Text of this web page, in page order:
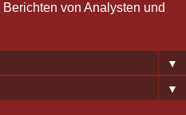
von Analysten und
▼
▼